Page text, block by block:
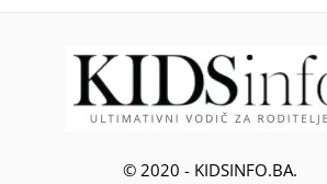
© 2020 - KIDSINFO.BA.